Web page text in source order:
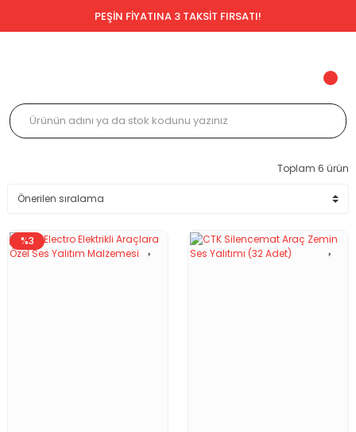
PEŞİN FİYATINA 3 TAKSİT FIRSATI!
Toplam 6 ürün
%3